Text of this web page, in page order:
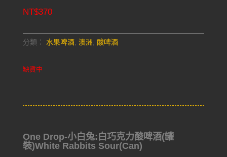
NT$370
分類： 水果啤酒, 澳洲, 酸啤酒
缺貨中
One Drop-小白兔:白巧克力酸啤酒(罐
裝)White Rabbits Sour(Can)